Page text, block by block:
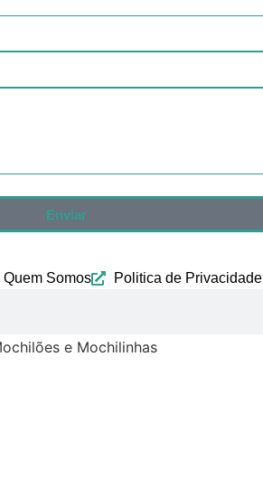
Enviar
Quem Somos Politica de Privacidade